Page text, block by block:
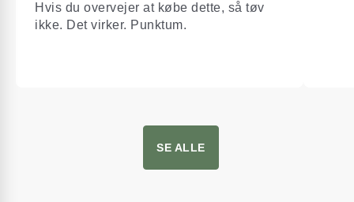
Hvis du overvejer at købe dette, så tøv
ikke. Det virker. Punktum.
SE ALLE